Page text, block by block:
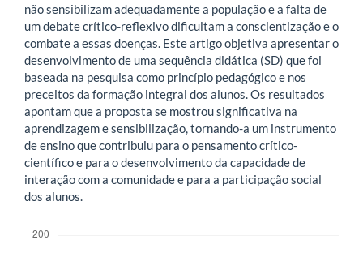
não sensibilizam adequadamente a população e a falta de
um debate crítico-reflexivo dificultam a conscientização e o
combate a essas doenças. Este artigo objetiva apresentar o
desenvolvimento de uma sequência didática (SD) que foi
baseada na pesquisa como princípio pedagógico e nos
preceitos da formação integral dos alunos. Os resultados
apontam que a proposta se mostrou significativa na
aprendizagem e sensibilização, tornando-a um instrumento
de ensino que contribuiu para o pensamento crítico-
científico e para o desenvolvimento da capacidade de
interação com a comunidade e para a participação social
dos alunos.